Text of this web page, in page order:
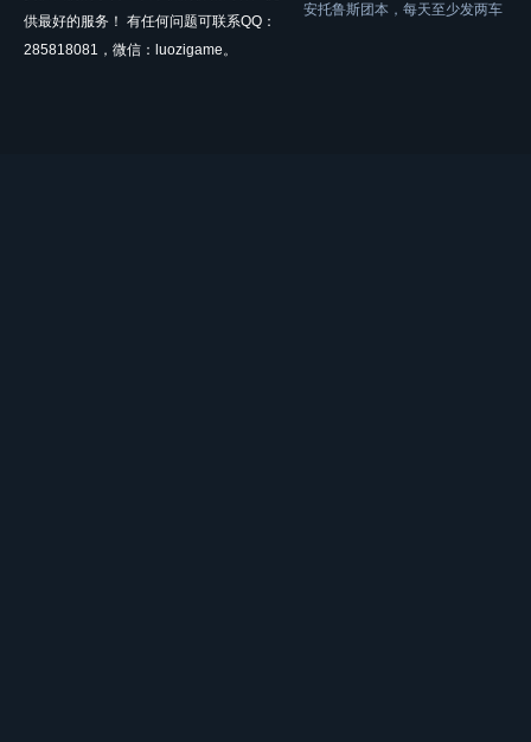
供最好的服务！ 有任何问题可联系QQ：
285818081，微信：luozigame。
安托鲁斯团本，每天至少发两车